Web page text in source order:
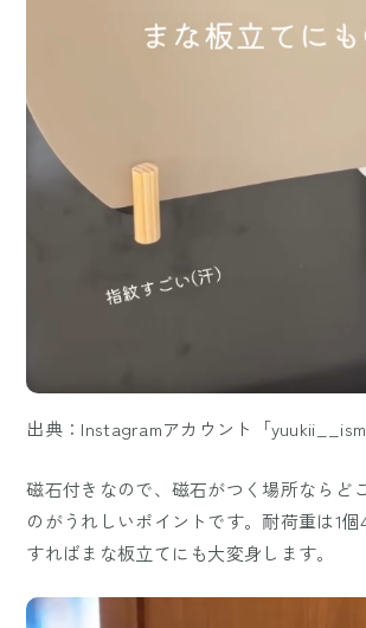
出典：Instagramアカウント「
磁石付きなので、磁石がつく場所ならど
のがうれしいポイントです。耐荷重は1
すればまな板立てにも大変身します。